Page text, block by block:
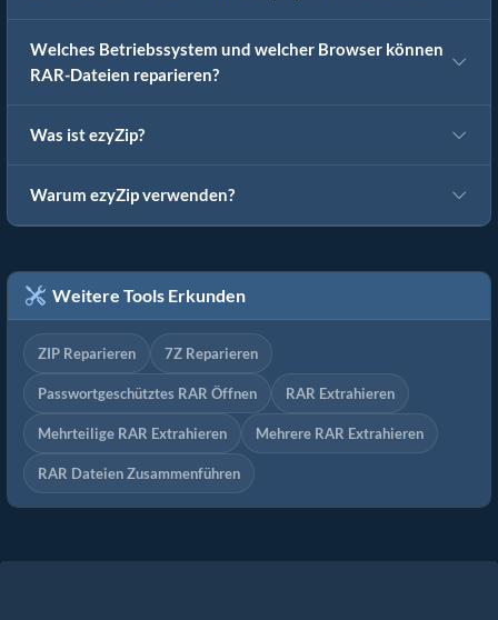
Welches Betriebssystem und welcher Browser können
RAR-Dateien reparieren?
Was ist ezyZip?
Warum ezyZip verwenden?
Weitere Tools Erkunden
ZIP Reparieren 7Z Reparieren
Passwortgeschütztes RAR Öffnen RAR Extrahieren
Mehrteilige RAR Extrahieren Mehrere RAR Extrahieren
RAR Dateien Zusammenführen